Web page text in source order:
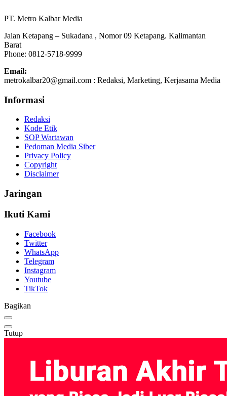
PT. Metro Kalbar Media
Jalan Ketapang – Sukadana , Nomor 09 Ketapang. Kalimantan
Barat
Phone: 0812-5718-9999
Email:
metrokalbar20@gmail.com : Redaksi, Marketing, Kerjasama Media
Informasi
Redaksi
Kode Etik
SOP Wartawan
Pedoman Media Siber
Privacy Policy
Copyright
Disclaimer
Jaringan
Ikuti Kami
Facebook
Twitter
WhatsApp
Telegram
Instagram
Youtube
TikTok
Bagikan
Tutup